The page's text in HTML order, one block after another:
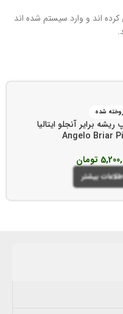
اند و وارد سیستم شده اند
شده
ریشه برایر آنجلو ایتالیا
Angelo Briar
تومان
بیشتر